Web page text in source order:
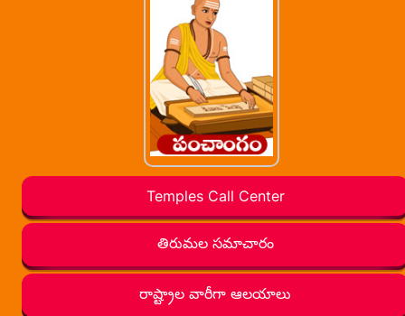
Temples Call Center
తిరుమల సమాచారం
రాష్ట్రాల వారీగా ఆలయాలు